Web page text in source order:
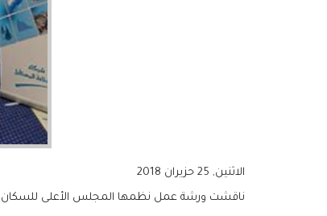
الاثنين, 25 حزيران 2018
ناقشت ورشة عمل نظمها المجلس الأعلى للسكان